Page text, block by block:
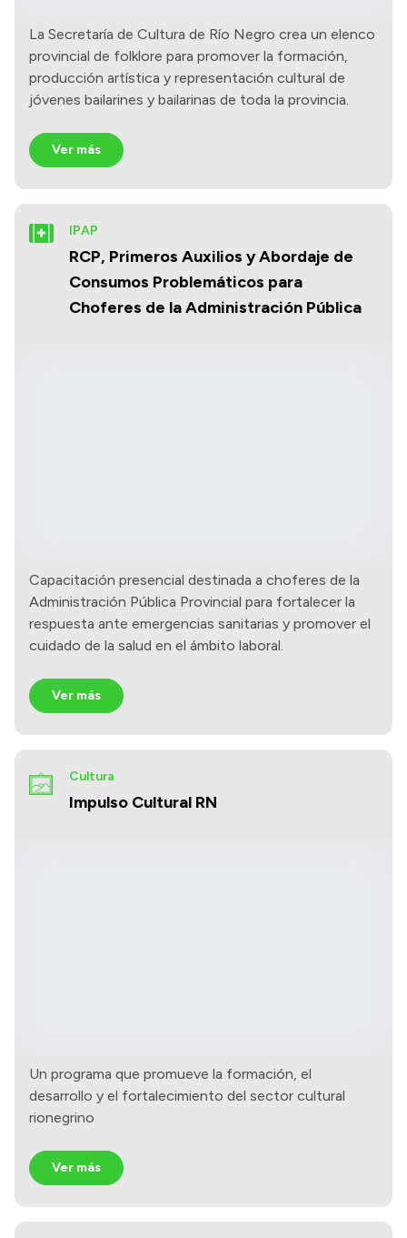
La Secretaría de Cultura de Río Negro crea un elenco
provincial de folklore para promover la formación,
producción artística y representación cultural de
jóvenes bailarines y bailarinas de toda la provincia.
Ver más
RCP, Primeros Auxilios y Abordaje de
Consumos Problemáticos para
Choferes de la Administración Pública
IPAP
Capacitación presencial destinada a choferes de la
Administración Pública Provincial para fortalecer la
respuesta ante emergencias sanitarias y promover el
cuidado de la salud en el ámbito laboral.
Ver más
Impulso Cultural RN
Cultura
Un programa que promueve la formación, el
desarrollo y el fortalecimiento del sector cultural
rionegrino
Ver más